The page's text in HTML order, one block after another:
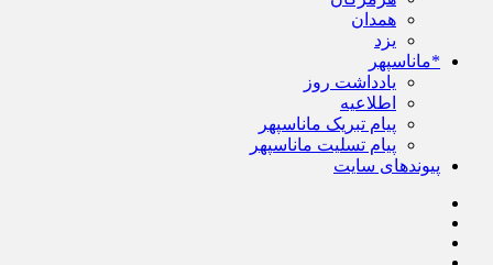
همدان
یزد
*ماناسپهر
یادداشت روز
اطلاعیه
پیام تبریک ماناسپهر
پیام تسلیت ماناسپهر
پیوندهای سایت